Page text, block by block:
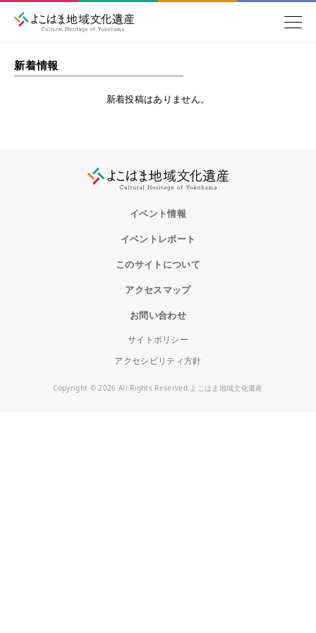
新着情報
新着投稿はありません。
イベント情報
イベントレポート
このサイトについて
アクセスマップ
お問い合わせ
サイトポリシー
アクセシビリティ方針
Copyright © 2026 All Rights Reserved.よこはま地域文化遺産